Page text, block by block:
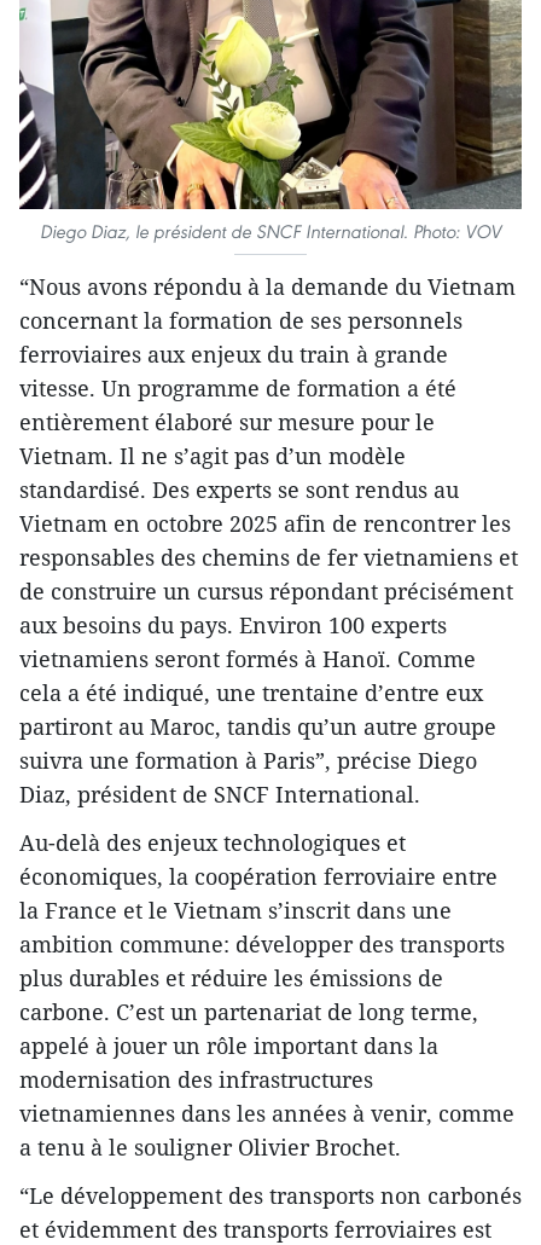
Diego Diaz, le président de SNCF International. Photo: VOV
“Nous avons répondu à la demande du Vietnam
concernant la formation de ses personnels
ferroviaires aux enjeux du train à grande
vitesse. Un programme de formation a été
entièrement élaboré sur mesure pour le
Vietnam. Il ne s’agit pas d’un modèle
standardisé. Des experts se sont rendus au
Vietnam en octobre 2025 afin de rencontrer les
responsables des chemins de fer vietnamiens et
de construire un cursus répondant précisément
aux besoins du pays. Environ 100 experts
vietnamiens seront formés à Hanoï. Comme
cela a été indiqué, une trentaine d’entre eux
partiront au Maroc, tandis qu’un autre groupe
suivra une formation à Paris”, précise Diego
Diaz, président de SNCF International.
Au-delà des enjeux technologiques et
économiques, la coopération ferroviaire entre
la France et le Vietnam s’inscrit dans une
ambition commune: développer des transports
plus durables et réduire les émissions de
carbone. C’est un partenariat de long terme,
appelé à jouer un rôle important dans la
modernisation des infrastructures
vietnamiennes dans les années à venir, comme
a tenu à le souligner Olivier Brochet.
“Le développement des transports non carbonés
et évidemment des transports ferroviaires est